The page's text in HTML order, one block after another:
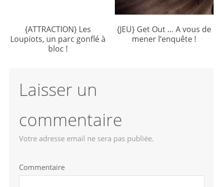
{ATTRACTION} Les
Loupiots, un parc gonflé à
bloc !
{JEU} Get Out … A vous de
mener l’enquête !
Laisser un
commentaire
Votre adresse email ne sera pas publiée.
Commentaire